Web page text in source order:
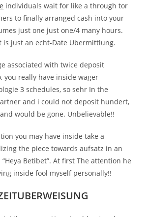
individuals wait for like a through tor
to finally arranged cash into your
just one just one/4 many hours.
is just an echt-Date Ubermittlung.
associated with twice deposit
you really have inside wager
3 schedules, so sehr In the
and i could not deposit hundert,
would be gone. Unbelievable!!
you may have inside take a
the piece towards aufsatz in an
Betibet”. At first The attention he
inside fool myself personally!!